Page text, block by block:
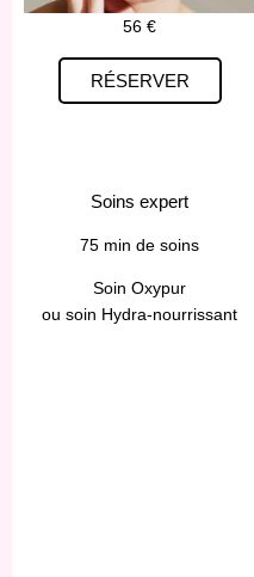
56 €
RÉSERVER
Soins expert
75 min de soins
Soin Oxypur
ou soin Hydra-nourrissant